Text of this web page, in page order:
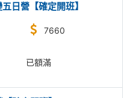
日營【確定開班】
7660
已額滿